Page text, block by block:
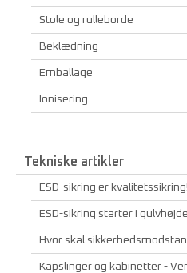
Stole og rulleborde
Beklædning
Emballage
Ionisering
Tekniske artikler
ESD-sikring er kvalitetssikring!
ESD-sikring starter i
Hvor skal
Kapslinger og kabinetter -